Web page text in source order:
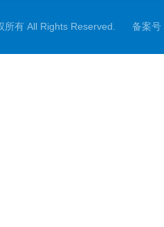
有 All Rights Reserved. 备案号